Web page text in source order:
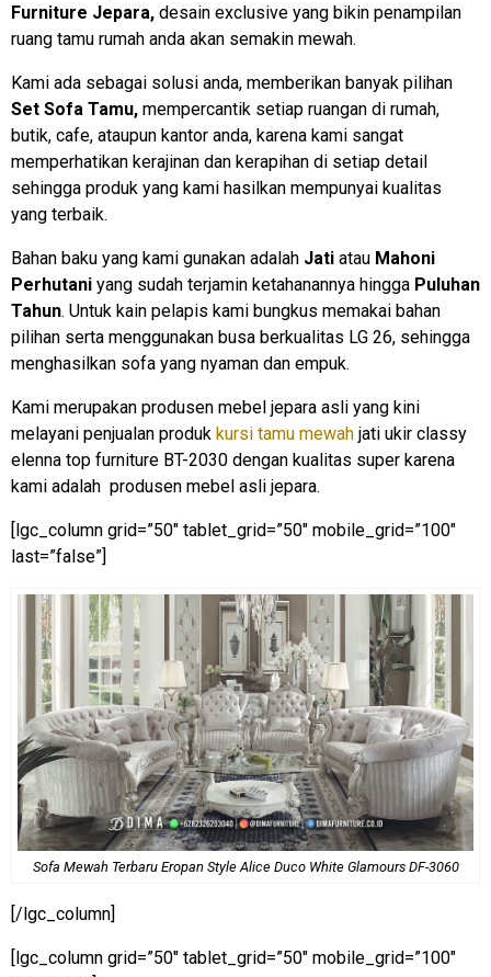
Furniture Jepara, desain exclusive yang bikin penampilan
ruang tamu rumah anda akan semakin mewah.
Kami ada sebagai solusi anda, memberikan banyak pilihan
Set Sofa Tamu, mempercantik setiap ruangan di rumah,
butik, cafe, ataupun kantor anda, karena kami sangat
memperhatikan kerajinan dan kerapihan di setiap detail
sehingga produk yang kami hasilkan mempunyai kualitas
yang terbaik.
Bahan baku yang kami gunakan adalah Jati atau Mahoni
Perhutani yang sudah terjamin ketahanannya hingga Puluhan
Tahun. Untuk kain pelapis kami bungkus memakai bahan
pilihan serta menggunakan busa berkualitas LG 26, sehingga
menghasilkan sofa yang nyaman dan empuk.
Kami merupakan produsen mebel jepara asli yang kini
melayani penjualan produk kursi tamu mewah jati ukir classy
elenna top furniture BT-2030 dengan kualitas super karena
kami adalah produsen mebel asli jepara.
[lgc_column grid=”50″ tablet_grid=”50″ mobile_grid=”100″
last=”false”]
Sofa Mewah Terbaru Eropan Style Alice Duco White Glamours DF-3060
[/lgc_column]
[lgc_column grid=”50″ tablet_grid=”50″ mobile_grid=”100″